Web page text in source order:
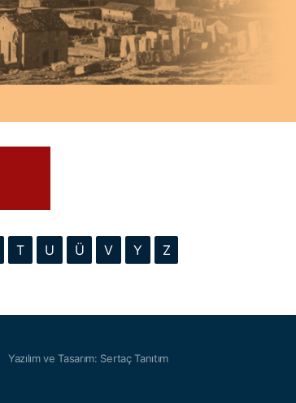
T U Ü V Y Z
Yazılım ve Tasarım: Sertaç Tanıtım